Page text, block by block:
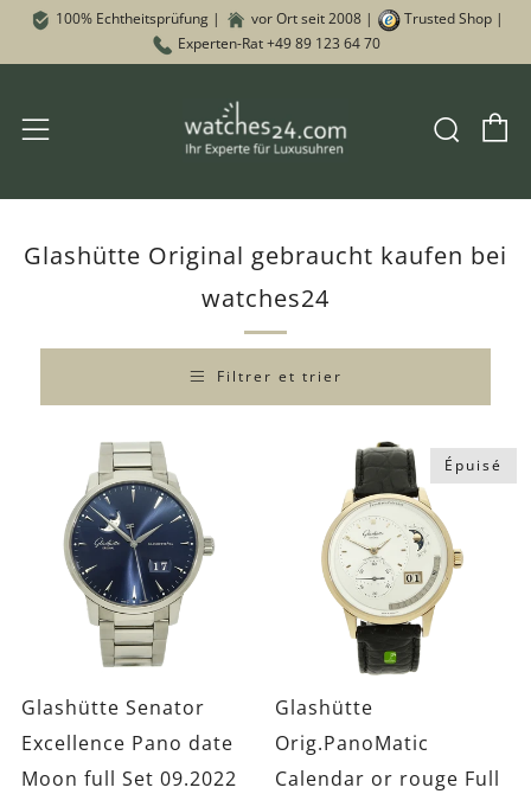
100% Echtheitsprüfung | vor Ort seit 2008 |
Trusted Shop |
Experten-Rat +49 89 123 64 70
Menu
Glashütte Original gebraucht kaufen bei
watches24
Filtrer et trier
Glashütte Senator
Excellence Pano date
Moon full Set 09.2022
Épuisé
Glashütte
Orig.PanoMatic
Calendar or rouge Full